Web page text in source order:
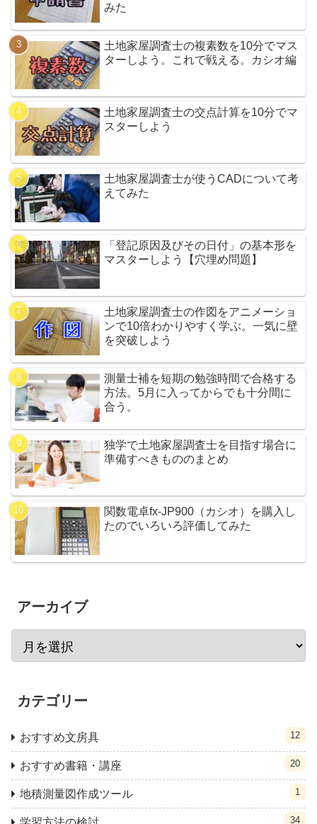
みた
土地家屋調査士の複素数を10分でマス
ターしよう。これで戦える。カシオ編
土地家屋調査士の交点計算を10分でマ
スターしよう
土地家屋調査士が使うCADについて考
えてみた
「登記原因及びその日付」の基本形を
マスターしよう【穴埋め問題】
土地家屋調査士の作図をアニメーショ
ンで10倍わかりやすく学ぶ。一気に壁
を突破しよう
測量士補を短期の勉強時間で合格する
方法。5月に入ってからでも十分間に
合う。
独学で土地家屋調査士を目指す場合に
準備すべきもののまとめ
関数電卓fx-JP900（カシオ）を購入し
たのでいろいろ評価してみた
アーカイブ
カテゴリー
おすすめ文房具 12
おすすめ書籍・講座 20
地積測量図作成ツール 1
34